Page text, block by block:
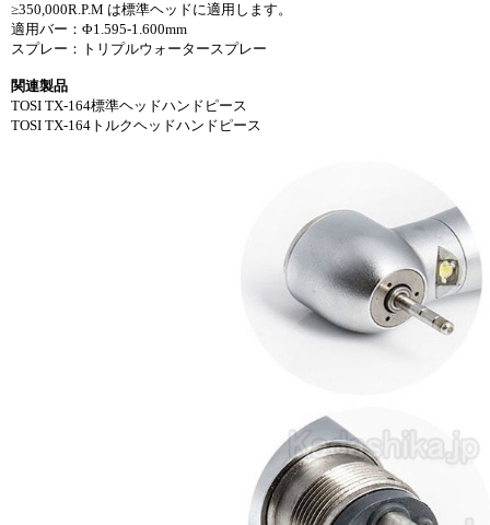
≥350,000R.P.M は標準ヘッドに適用します。
適用バー：Φ1.595-1.600mm
スプレー：トリプルウォータースプレー
関連製品
TOSI TX-164標準ヘッドハンドピース
TOSI TX-164トルクヘッドハンドピース